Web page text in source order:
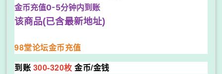
金币充值0-5分钟内到账
该商品(已含最新地址)
98堂论坛金币充值
到账 300-320枚 金币/金钱